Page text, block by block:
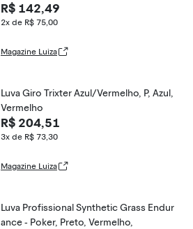
R$ 142,49
2x de R$ 75,00
Magazine Luiza
Luva Giro Trixter Azul/Vermelho, P, Azul,
Vermelho
R$ 204,51
3x de R$ 73,30
Magazine Luiza
Luva Profissional Synthetic Grass Endur
ance - Poker, Preto, Vermelho,